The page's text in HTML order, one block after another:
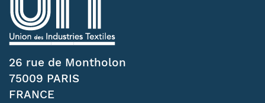
26 rue de Montholon
75009 PARIS
FRANCE